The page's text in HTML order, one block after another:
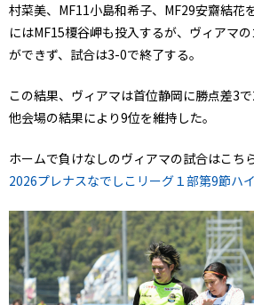
村菜美、MF11小島和希子、MF29安齋結花
にはMF15榎谷岬も投入するが、ヴィアマ
ができず、試合は3-0で終了する。
この結果、ヴィアマは首位静岡に勝点差3
他会場の結果により9位を維持した。
ホームで負けなしのヴィアマの試合はこち
2026プレナスなでしこリーグ１部第9節ハ